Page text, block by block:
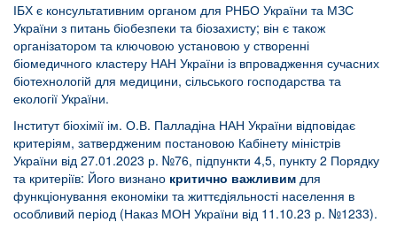
ІБХ є консультативним органом для РНБО України та МЗС
України з питань біобезпеки та біозахисту; він є також
організатором та ключовою установою у створенні
біомедичного кластеру НАН України із впровадження сучасних
біотехнологій для медицини, сільського господарства та
екології України.
Інститут біохімії ім. О.В. Палладіна НАН України відповідає
критеріям, затвердженим постановою Кабінету міністрів
України від 27.01.2023 р. №76, підпункти 4,5, пункту 2 Порядку
та критеріїв: Його визнано критично важливим для
функціонування економіки та життєдіяльності населення в
особливий період (Наказ МОН України від 11.10.23 р. №1233).